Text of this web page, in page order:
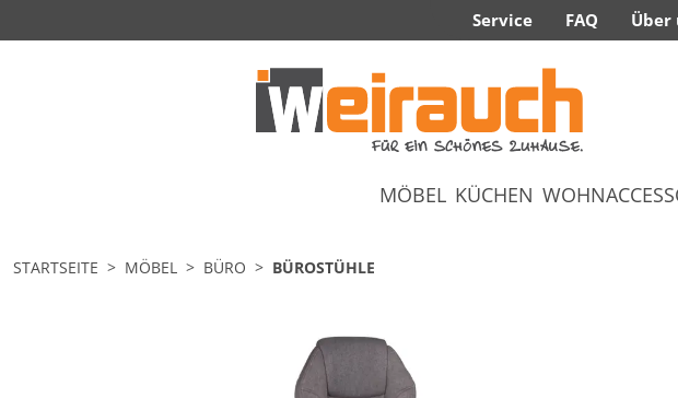
Service FAQ Über
MÖBEL KÜCHEN
STARTSEITE MÖBEL BÜRO BÜROSTÜHLE